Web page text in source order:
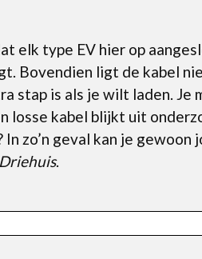
elk type EV hier op
Bovendien ligt de kabel
stap is als je wilt laden. Je
losse kabel blijkt uit
zo’n geval kan je gewoon
.